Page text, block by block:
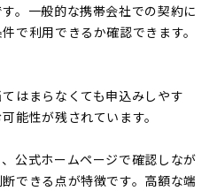
。一般的な携帯会社での契約に
で利用できるか確認できます。
はまらなくても申込みしやす
能性が残されています。
公式ホームページで確認しなが
できる点が特徴です。高額な端